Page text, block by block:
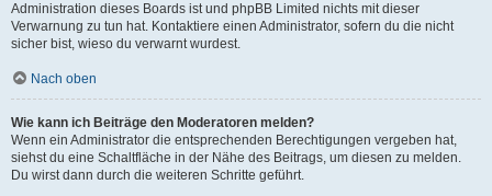
Administration dieses Boards ist und phpBB Limited nichts mit dieser
Verwarnung zu tun hat. Kontaktiere einen Administrator, sofern du die nicht
sicher bist, wieso du verwarnt wurdest.
Nach oben
Wie kann ich Beiträge den Moderatoren melden?
Wenn ein Administrator die entsprechenden Berechtigungen vergeben hat,
siehst du eine Schaltfläche in der Nähe des Beitrags, um diesen zu melden.
Du wirst dann durch die weiteren Schritte geführt.